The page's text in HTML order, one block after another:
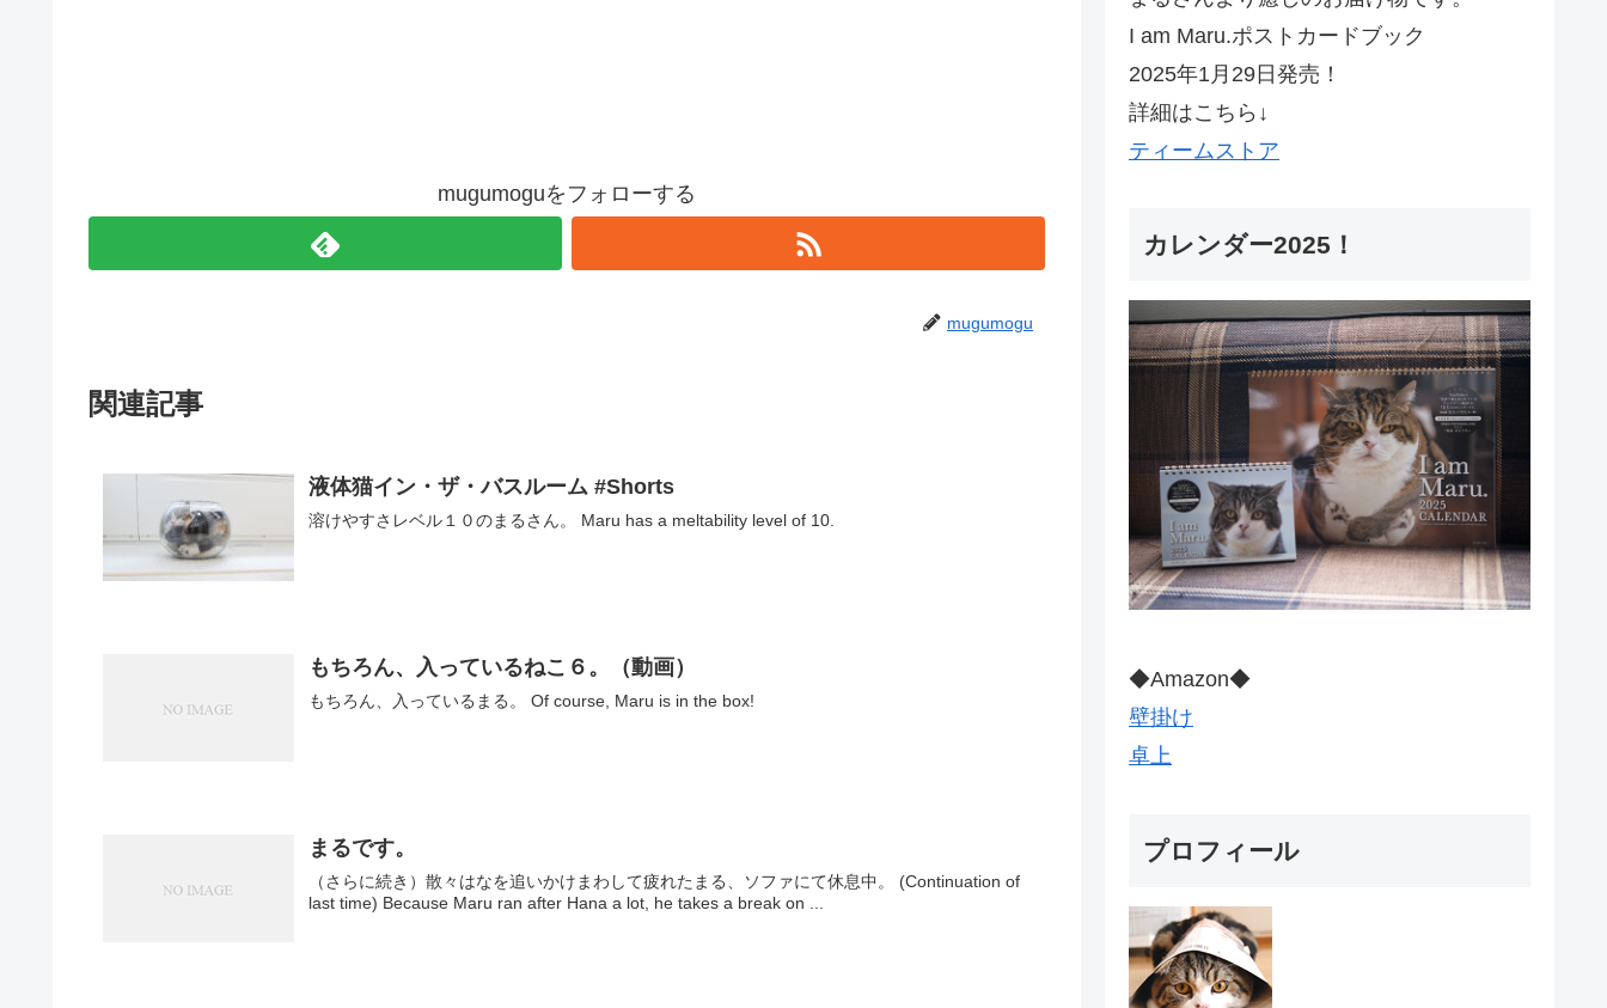
mugumoguをフォローする
mugumogu
関連記事
液体猫イン・ザ・バスルーム #Shorts
溶けやすさレベル１０のまるさん。 Maru has a meltability level of 10.
もちろん、入っているねこ６。（動画）
もちろん、入っているまる。 Of course, Maru is in the box!
まるです。
（さらに続き）散々はなを追いかけまわして疲れたまる、ソファにて休息中。 (Continuation of
last time) Because Maru ran after Hana a lot, he takes a break on ...
I am Maru.ポストカードブック
2025年1月29日発売！
詳細はこちら↓
ティームストア
カレンダー2025！
◆Amazon◆
壁掛け
卓上
プロフィール